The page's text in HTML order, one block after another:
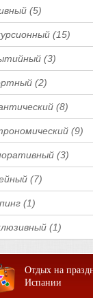
(5)
(15)
(3)
(2)
(8)
(9)
(3)
(7)
(1)
(1)
Отдых на
Испании